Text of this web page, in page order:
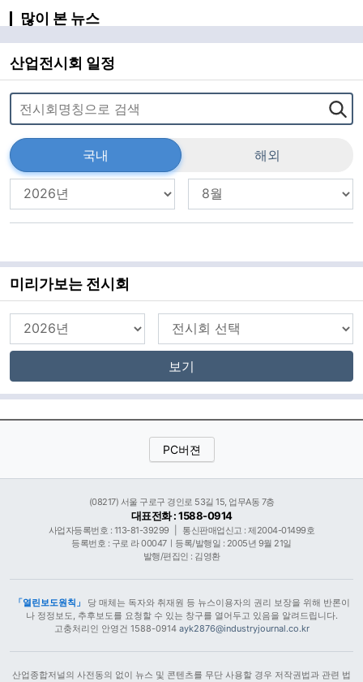
많이 본 뉴스
산업전시회 일정
국내 해외
미리가보는 전시회
보기
PC버젼
(08217) 서울 구로구 경인로 53길 15, 업무A동 7층
대표전화 : 1588-0914
사업자등록번호 : 113-81-39299
통신판매업신고 : 제2004-01499호
등록번호 : 구로 라 00047ㅣ등록/발행일 : 2005년 9월 21일
발행/편집인 : 김영환
「열린보도원칙」
당 매체는 독자와 취재원 등 뉴스이용자의 권리 보장을 위해 반론이
나 정정보도, 추후보도를 요청할 수 있는 창구를 열어두고 있음을 알려드립니다.
고충처리인 안영건 1588-0914 ayk2876@industryjournal.co.kr
산업종합저널의 사전동의 없이 뉴스 및 콘텐츠를 무단 사용할 경우 저작권법과 관련 법